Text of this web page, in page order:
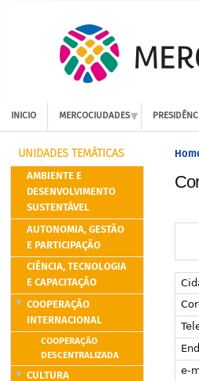
INICIO MERCOCIUDADES
UNIDADES TEMÁTICAS
AMBIENTE E
DESENVOLVIMENTO
SUSTENTÁVEL
AUTONOMIA, GESTÃO
E PARTICIPAÇÃO
CIÊNCIA, TECNOLOGIA
E CAPACITAÇÃO
COOPERAÇÃO
INTERNACIONAL
COOPERAÇÃO
DESCENTRALIZADA
CULTURA
e-